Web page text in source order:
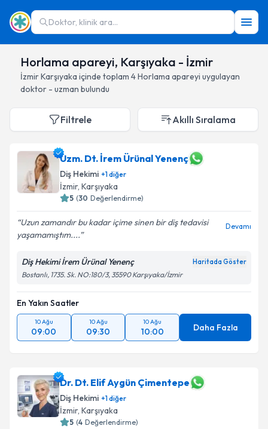
Doktor, klinik ara...
Horlama apareyi, Karşıyaka - İzmir
İzmirKarşıyaka içinde toplam 4Horlama apareyi uygulayan
doktor - uzman bulundu
Filtrele Akıllı Sıralama
Uzm. Dt. İrem Ürünal Yenenç
Diş Hekimi +1diğer
İzmir, Karşıyaka
5 (30 Değerlendirme)
Uzun zamandır bu kadar içime sinen bir diş tedavisi
yaşamamıştım....
Devamı
Diş Hekimi İrem Ürünal Yenenç Haritada Göster
Bostanlı, 1735. Sk. NO:180/3, 35590 Karşıyaka/İzmir
En Yakın Saatler
10 Ağu
09:00
10 Ağu
09:30
10 Ağu
10:00 Daha Fazla
Dr. Dt. Elif Aygün Çimentepe
Diş Hekimi +1diğer
İzmir, Karşıyaka
5 (4 Değerlendirme)